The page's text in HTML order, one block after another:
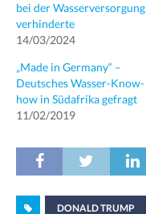
bei der Wasserversorgung
verhinderte
14/03/2024
„Made in Germany“ –
Deutsches Wasser-Know-
how in Südafrika gefragt
11/02/2019
DONALD TRUMP